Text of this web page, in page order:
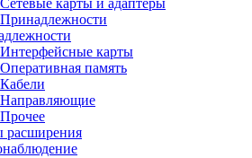
Сетевые карты и адаптеры
Принадлежности
Интерфейсные карты
Оперативная память
Кабели
Направляющие
Прочее
расширения